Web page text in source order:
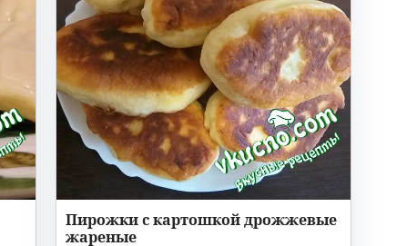
Пирожки с картошкой дрожжевые
жареные